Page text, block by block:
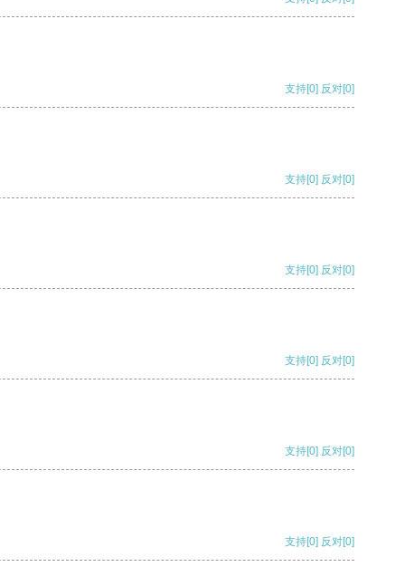
支持[0] 反对[0]
支持[0] 反对[0]
支持[0] 反对[0]
支持[0] 反对[0]
支持[0] 反对[0]
支持[0] 反对[0]